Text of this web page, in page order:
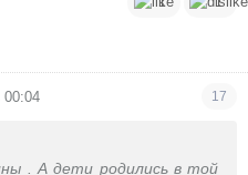
00:04 17
. А дети родились в той